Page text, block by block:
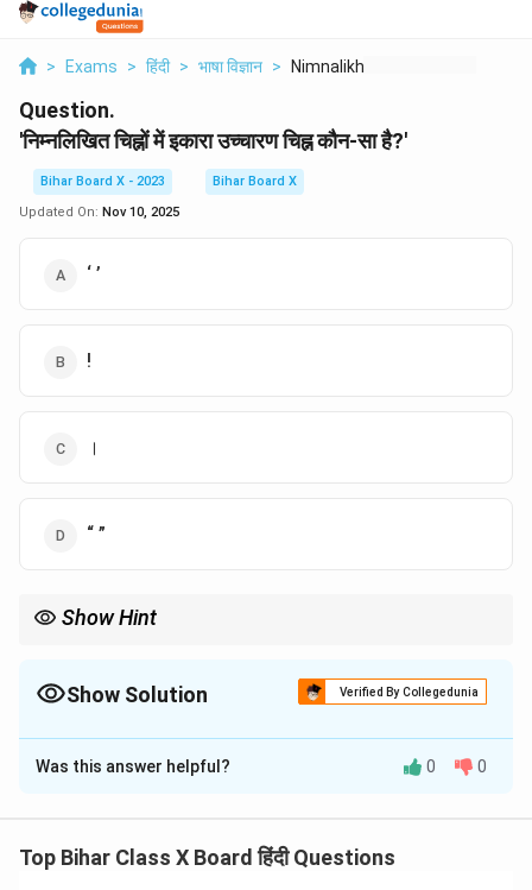
> Exams > हिंदी > भाषा विज्ञान > Nimnalikhit Chihnon ...
Question.
'निम्नलिखित चिह्नों में इकारा उच्चारण चिह्न कौन-सा है?'
Bihar Board X - 2023
Bihar Board X
Updated On: Nov 10, 2025
‘ ’
!
।
“ ”
Show Hint
Show Solution Verified By Collegedunia
The Correct Option isC
Solution and Explanation
'।' को इकारा (पूर्ण विराम) कहते हैं। यह वाक्य के अंत को दर्शाता है।
Was this answer helpful? 0 0
Top Bihar Class X Board हिंदी Questions